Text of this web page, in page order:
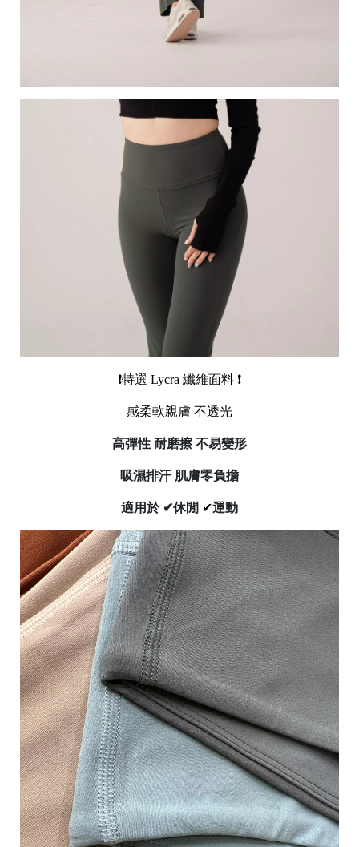
❗特選 Lycra 纖維面料 ❗
感柔軟親膚 不透光
高彈性 耐磨擦 不易變形
吸濕排汗 肌膚零負擔
適用於 ✔休閒 ✔運動